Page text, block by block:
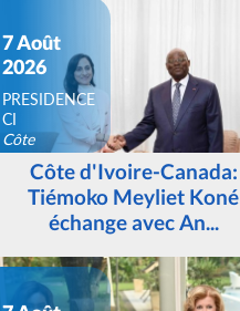
7 Août
2026
PRESIDENCE
CI
Côte
d'IvoireCôte d'Ivoire-Canada:
Tiémoko Meyliet Koné
échange avec An...